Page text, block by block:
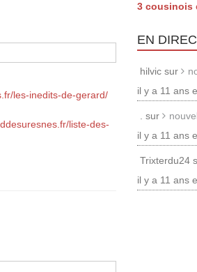
les-inedits-de-gerard/
liste-des-
3 cousinois
EN
hilvic sur
il y a 11 ans
. sur
il y a 11 ans
Trixterdu24
il y a 11 ans